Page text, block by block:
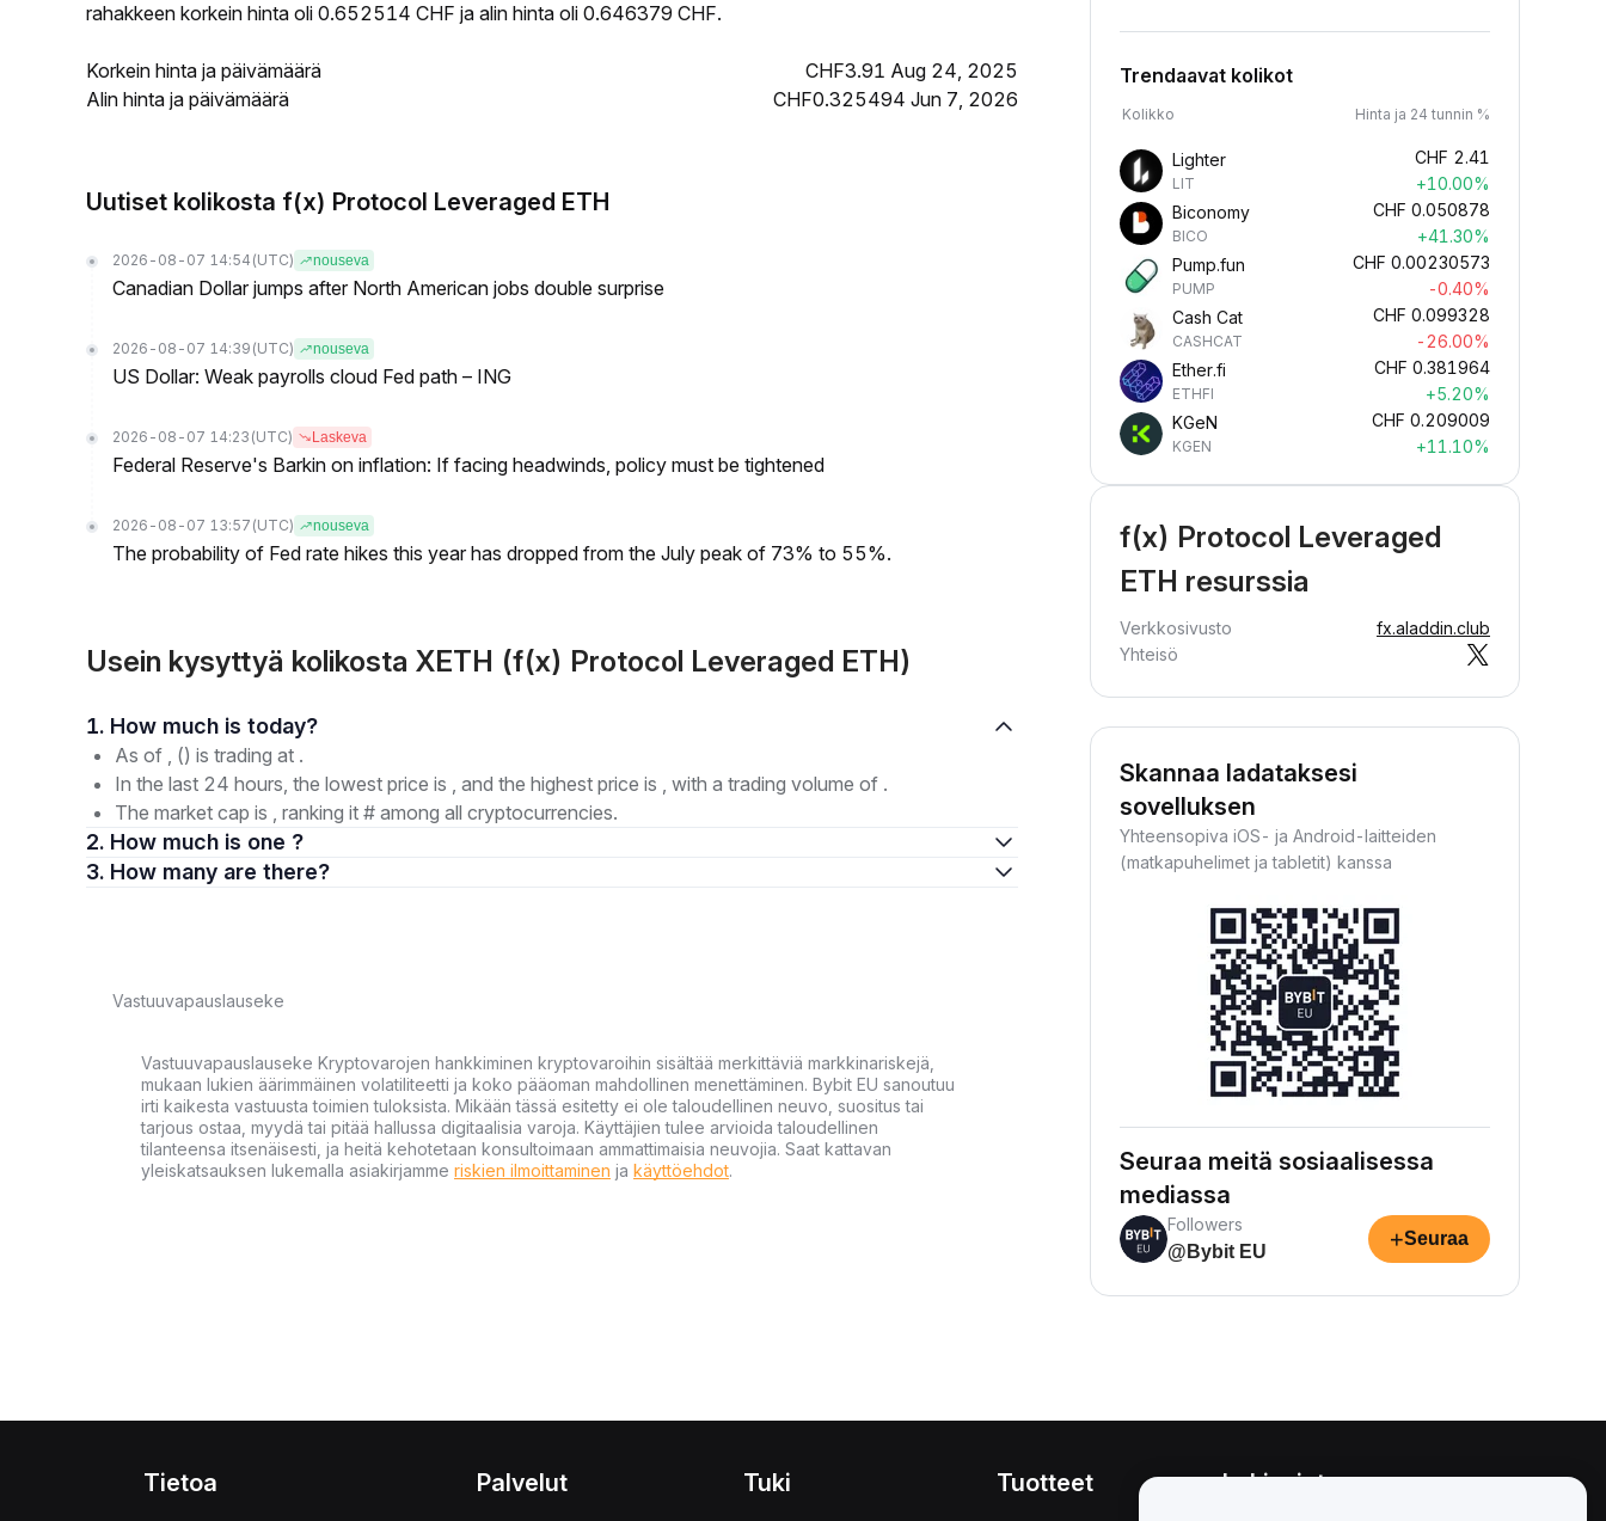
rahakkeen korkein hinta oli 0.652514 CHF ja alin hinta oli 0.646379 CHF.
Korkein hinta ja päivämäärä
CHF3.91 Aug 24, 2025
Alin hinta ja päivämäärä
CHF0.325494 Jun 7, 2026
Uutiset kolikosta f(x) Protocol Leveraged ETH
2026-08-07 14:54 (UTC) nouseva
Canadian Dollar jumps after North American jobs double surprise
2026-08-07 14:39 (UTC) nouseva
US Dollar: Weak payrolls cloud Fed path – ING
2026-08-07 14:23 (UTC) Laskeva
Federal Reserve's Barkin on inflation: If facing headwinds, policy must be tightened
2026-08-07 13:57 (UTC) nouseva
The probability of Fed rate hikes this year has dropped from the July peak of 73% to 55%.
Usein kysyttyä kolikosta XETH (f(x) Protocol Leveraged ETH)
1. How much is today?
As of , () is trading at .
In the last 24 hours, the lowest price is , and the highest price is , with a trading volume of .
The market cap is , ranking it # among all cryptocurrencies.
2. How much is one ?
3. How many are there?
Vastuuvapauslauseke
Vastuuvapauslauseke Kryptovarojen hankkiminen kryptovaroihin sisältää merkittäviä markkinariskejä,
mukaan lukien äärimmäinen volatiliteetti ja koko pääoman mahdollinen menettäminen. Bybit EU sanoutuu
irti kaikesta vastuusta toimien tuloksista. Mikään tässä esitetty ei ole taloudellinen neuvo, suositus tai
tarjous ostaa, myydä tai pitää hallussa digitaalisia varoja. Käyttäjien tulee arvioida taloudellinen
tilanteensa itsenäisesti, ja heitä kehotetaan konsultoimaan ammattimaisia neuvojia. Saat kattavan
yleiskatsauksen lukemalla asiakirjamme riskien ilmoittaminen ja käyttöehdot.
Trendaavat kolikot
Kolikko Hinta ja 24 tunnin %
Lighter
LIT
CHF 2.41
+10.00%
Biconomy
BICO
CHF 0.050878
+41.30%
Pump.fun
PUMP
CHF 0.00230573
-0.40%
Cash Cat
CASHCAT
CHF 0.099328
-26.00%
Ether.fi
ETHFI
CHF 0.381964
+5.20%
KGeN
KGEN
CHF 0.209009
+11.10%
f(x) Protocol Leveraged
ETH resurssia
Verkkosivusto
fx.aladdin.club
Yhteisö
Skannaa ladataksesi
sovelluksen
Yhteensopiva iOS- ja Android-laitteiden
(matkapuhelimet ja tabletit) kanssa
Seuraa meitä sosiaalisessa
mediassa
Followers
@Bybit EU
+Seuraa
Tietoa Palvelut Tuki Tuotteet Lakiasiat